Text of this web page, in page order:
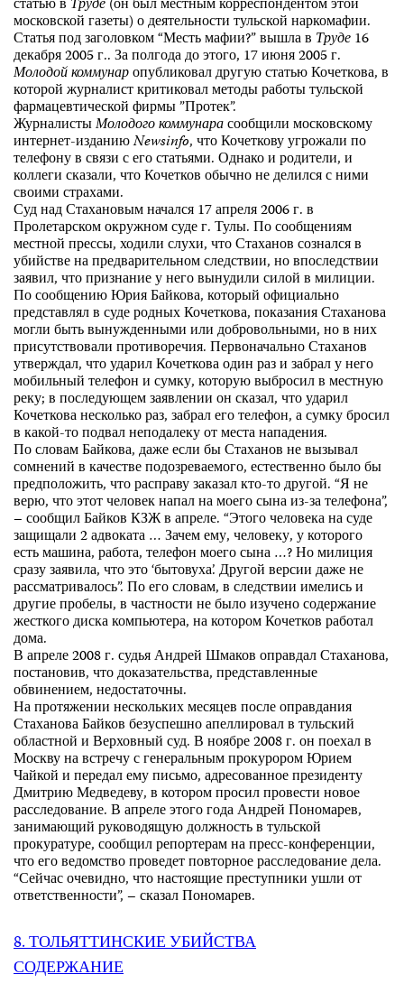
статью в Труде(он был местным корреспондентом этой
московской газеты) о деятельности тульской наркомафии.
Статья под заголовком “Месть мафии?” вышла в Труде16
декабря 2005 г.. За полгода до этого, 17 июня 2005 г.
Молодой коммунаропубликовал другую статью Кочеткова, в
которой журналист критиковал методы работы тульской
фармацевтической фирмы ”Протек”.
ЖурналистыМолодого коммунарасообщили московскому
интернет-изданиюNewsinfo, что Кочеткову угрожали по
телефону в связи с его статьями. Однако и родители, и
коллеги сказали, что Кочетков обычно не делился с ними
своими страхами.
Суд над Стахановым начался 17 апреля 2006 г. в
Пролетарском окружном суде г. Тулы. По сообщениям
местной прессы, ходили слухи, что Стаханов сознался в
убийстве на предварительном следствии, но впоследствии
заявил, что признание у него вынудили силой в милиции.
По сообщению Юрия Байкова, который официально
представлял в суде родных Кочеткова, показания Стаханова
могли быть вынужденными или добровольными, но в них
присутствовали противоречия. Первоначально Стаханов
утверждал, что ударил Кочеткова один раз и забрал у него
мобильный телефон и сумку, которую выбросил в местную
реку; в последующем заявлении он сказал, что ударил
Кочеткова несколько раз, забрал его телефон, а сумку бросил
в какой-то подвал неподалеку от места нападения.
По словам Байкова, даже если бы Стаханов не вызывал
сомнений в качестве подозреваемого, естественно было бы
предположить, что расправу заказал кто-то другой. “Я не
верю, что этот человек напал на моего сына из-за телефона”,
– сообщил Байков КЗЖ в апреле. “Этого человека на суде
защищали 2 адвоката … Зачем ему, человеку, у которого
есть машина, работа, телефон моего сына …? Но милиция
сразу заявила, что это ‘бытовуха’. Другой версии даже не
рассматривалось”. По его словам, в следствии имелись и
другие пробелы, в частности не было изучено содержание
жесткого диска компьютера, на котором Кочетков работал
дома.
В апреле 2008 г. судья Андрей Шмаков оправдал Стаханова,
постановив, что доказательства, представленные
обвинением, недостаточны.
На протяжении нескольких месяцев после оправдания
Стаханова Байков безуспешно апеллировал в тульский
областной и Верховный суд. В ноябре 2008 г. он поехал в
Москву на встречу с генеральным прокурором Юрием
Чайкой и передал ему письмо, адресованное президенту
Дмитрию Медведеву, в котором просил провести новое
расследование. В апреле этого года Андрей Пономарев,
занимающий руководящую должность в тульской
прокуратуре, сообщил репортерам на пресс-конференции,
что его ведомство проведет повторное расследование дела.
“Сейчас очевидно, что настоящие преступники ушли от
ответственности”, – сказал Пономарев.
8. ТОЛЬЯТТИНСКИЕ УБИЙСТВА
СОДЕРЖАНИЕ